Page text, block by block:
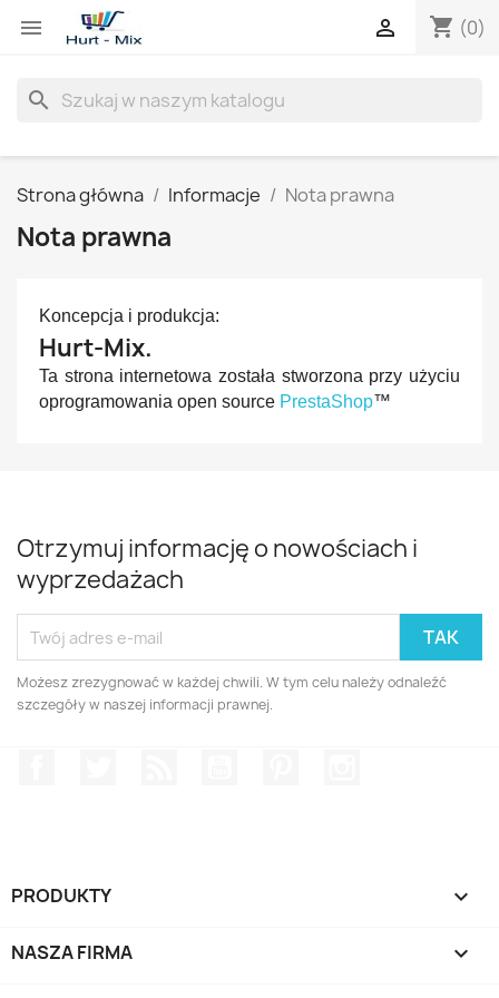
 shopping_cart (0)

search
Strona główna Informacje Nota prawna
Nota prawna
Koncepcja i produkcja:
Hurt-Mix.
Ta strona internetowa została stworzona przy użyciu
oprogramowania open source PrestaShop™
Otrzymuj informację o nowościach i
wyprzedażach
Możesz zrezygnować w każdej chwili. W tym celu należy odnaleźć
szczegóły w naszej informacji prawnej.
PRODUKTY 
NASZA FIRMA 